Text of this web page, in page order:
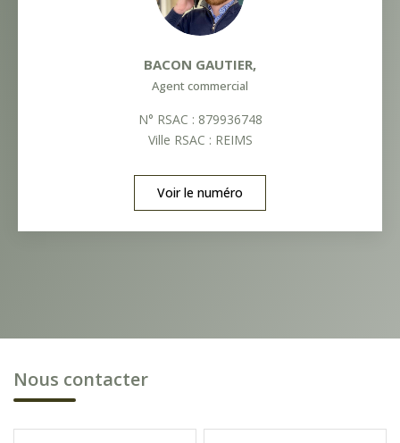
BACON GAUTIER,
Agent commercial
N° RSAC : 879936748
Ville RSAC : REIMS
Voir le numéro
Nous contacter